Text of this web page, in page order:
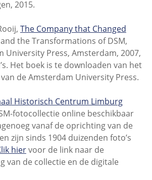
2015.
The Company that Changed
the Transformations of DSM,
University Press, Amsterdam, 2007,
Het boek is te downloaden van het
de Amsterdam University Press.
Historisch Centrum Limburg
fotocollectie online beschikbaar
vanaf de oprichting van de
zijn sinds 1904 duizenden foto’s
hiervoor de link naar de
van de collectie en de digitale